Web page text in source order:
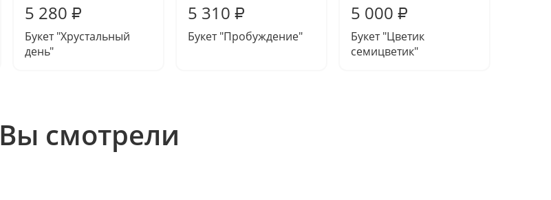
5 280 ₽
Букет "Хрустальный
день"
5 310 ₽
Букет "Пробуждение"
5 000 ₽
Букет "Цветик
семицветик"
Вы смотрели